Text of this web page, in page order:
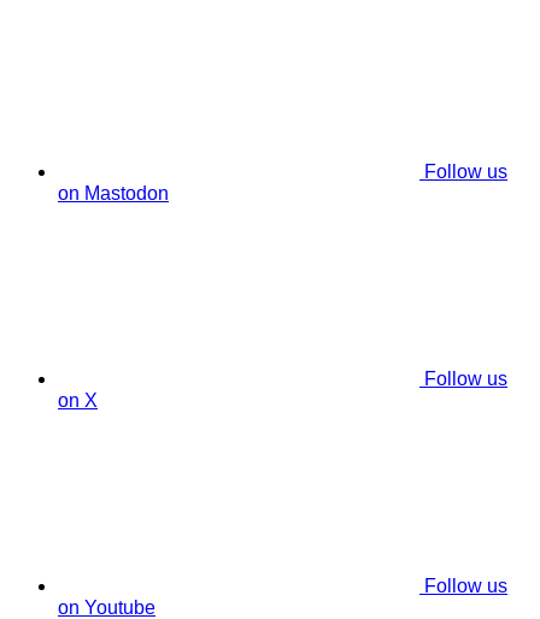
Follow us
on Mastodon
Follow us
on X
Follow us
on Youtube